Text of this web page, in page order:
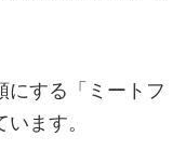
にする「ミートフ
ます。